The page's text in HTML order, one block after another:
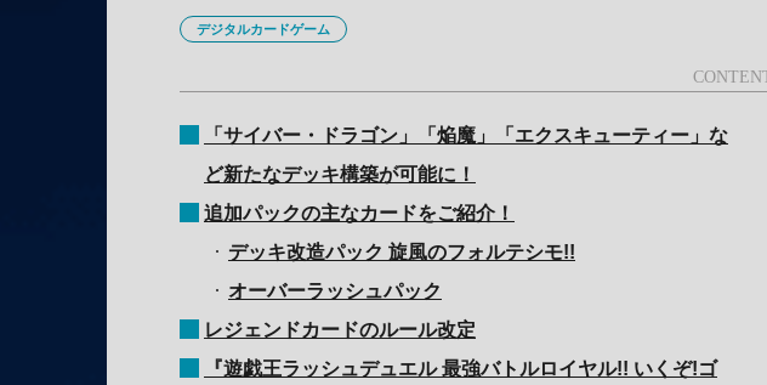
デジタルカードゲーム
「サイバー・ドラゴン」「焔魔」「エクスキューティー」な
ど新たなデッキ構築が可能に！
追加パックの主なカードをご紹介！
デッキ改造パック 旋風のフォルテシモ!!
オーバーラッシュパック
レジェンドカードのルール改定
『遊戯王ラッシュデュエル 最強バトルロイヤル!! いくぞ!ゴ